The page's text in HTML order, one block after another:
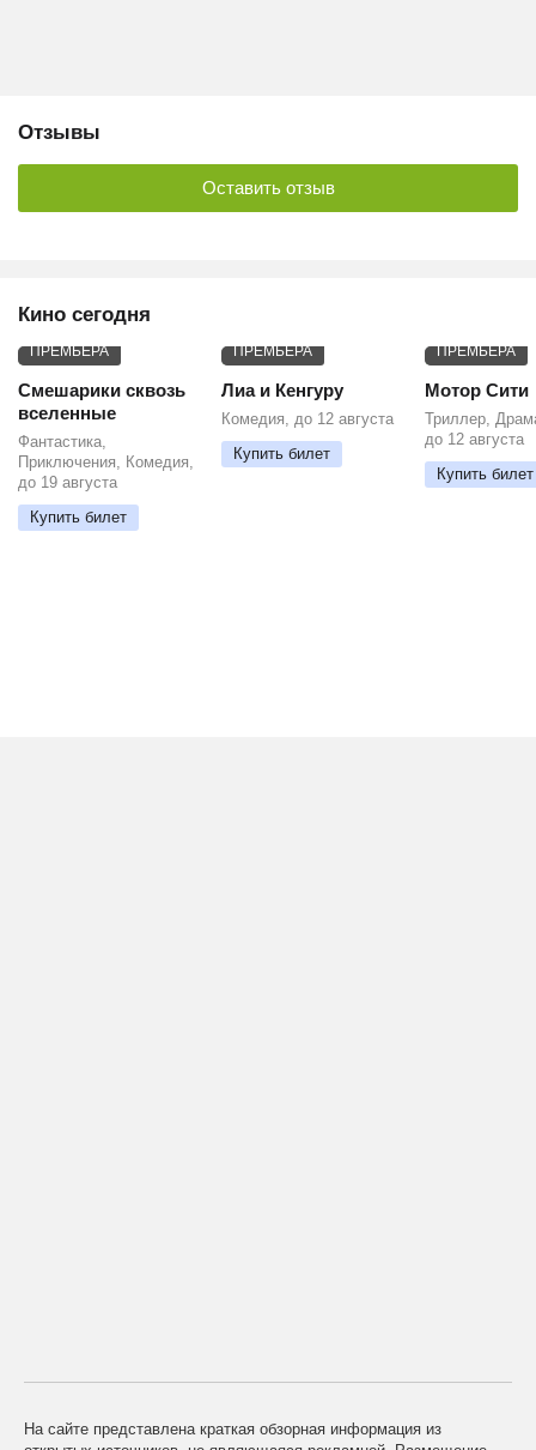
Отзывы
Оставить отзыв
Кино сегодня
ПРЕМЬЕРА
Смешарики сквозь
вселенные
Фантастика,
Приключения, Комедия,
до 19 августа
Купить билет
ПРЕМЬЕРА
Лиа и Кенгуру
Комедия, до 12 августа
Купить билет
ПРЕМЬЕРА
Мотор Сити
Триллер,
до 12 августа
Купить билет
На сайте представлена краткая обзорная информация из